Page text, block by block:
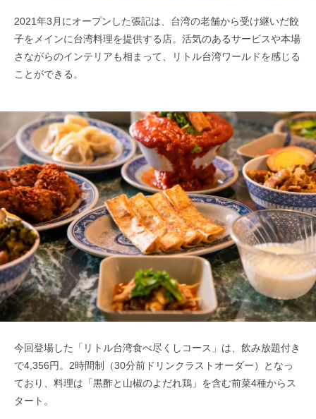
2021年3月にオープンした張記は、台湾の老舗から受け継いだ餃
子をメインに台湾料理を提供する店。活気のあるサービスや本場
さながらのインテリアも相まって、リトル台湾ワールドを感じる
ことができる。
今回登場した「リトル台湾食べ尽くしコース」は、飲み放題付き
で4,356円。2時間制（30分前ドリンクラストオーダー）となっ
ており、料理は「黒酢と山椒のよだれ鶏」を含む前菜4種からス
タート。